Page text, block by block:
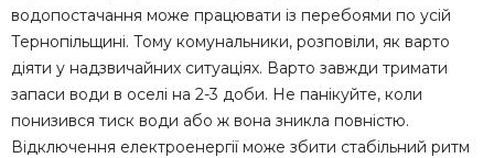
водопостачання може працювати із перебоями по усій
Тернопільщині. Тому комунальники, розповіли, як варто
діяти у надзвичайних ситуаціях. Варто завжди тримати
запаси води в оселі на 2-3 доби. Не панікуйте, коли
понизився тиск води або ж вона зникла повністю.
Відключення електроенергії може збити стабільний ритм